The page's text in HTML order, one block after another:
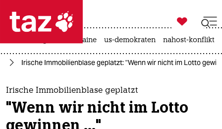
 taz zahl ich
taz zahl ich
themen
politik

taz zahl ich
krieg in der ukraine us-demokraten nahost-konflikt
Irische Immobilienblase geplatzt: "Wenn wir nicht im Lotto
Irische Immobilienblase geplatzt
"Wenn wir nicht im Lotto
gewinnen ..."